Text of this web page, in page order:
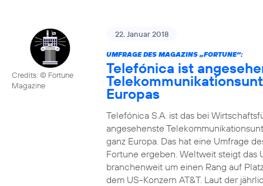
Credits: © Fortune
Magazine
22. Januar 2018
UMFRAGE DES MAGAZINS „FORTUNE“:
Telefónica ist
Europas
Telefónica S.A. ist das bei
angesehenste
ganz Europa. Das hat eine Umfrage
Fortune ergeben. Weltweit steigt das
branchenweit um einen Rang auf
dem US-Konzern AT&T. Laut der